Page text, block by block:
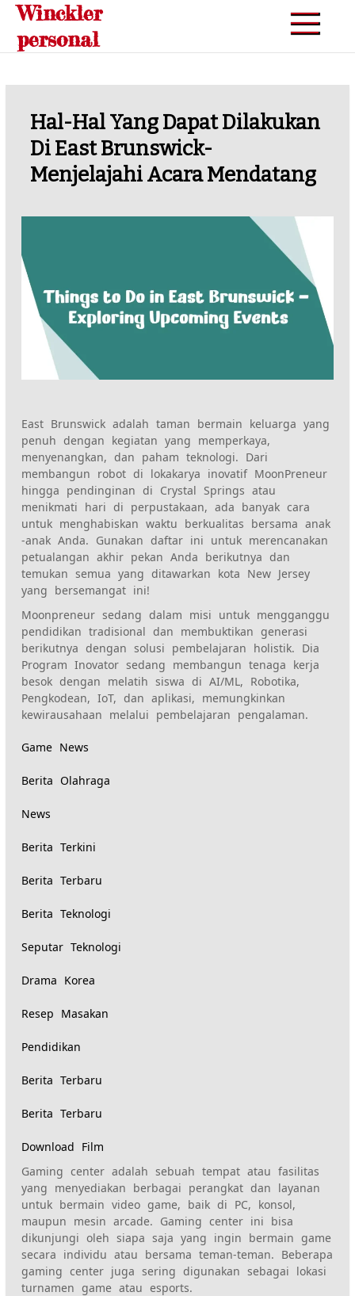
Skip
content
Winckler
personal
Hal-Hal Yang Dapat Dilakukan
Di East Brunswick-
Menjelajahi Acara Mendatang
East Brunswick adalah taman bermain keluarga yang
penuh dengan kegiatan yang memperkaya,
menyenangkan, dan paham teknologi. Dari
membangun robot di lokakarya inovatif MoonPreneur
hingga pendinginan di Crystal Springs atau
menikmati hari di perpustakaan, ada banyak cara
untuk menghabiskan waktu berkualitas bersama anak
-anak Anda. Gunakan daftar ini untuk merencanakan
petualangan akhir pekan Anda berikutnya dan
temukan semua yang ditawarkan kota New Jersey
yang bersemangat ini!
Moonpreneur sedang dalam misi untuk mengganggu
pendidikan tradisional dan membuktikan generasi
berikutnya dengan solusi pembelajaran holistik. Dia
Program Inovator sedang membangun tenaga kerja
besok dengan melatih siswa di AI/ML, Robotika,
Pengkodean, IoT, dan aplikasi, memungkinkan
kewirausahaan melalui pembelajaran pengalaman.
Game News
Berita Olahraga
News
Berita Terkini
Berita Terbaru
Berita Teknologi
Seputar Teknologi
Drama Korea
Resep Masakan
Pendidikan
Berita Terbaru
Berita Terbaru
Download Film
Gaming center adalah sebuah tempat atau fasilitas
yang menyediakan berbagai perangkat dan layanan
untuk bermain video game, baik di PC, konsol,
maupun mesin arcade. Gaming center ini bisa
dikunjungi oleh siapa saja yang ingin bermain game
secara individu atau bersama teman-teman. Beberapa
gaming center juga sering digunakan sebagai lokasi
turnamen game atau esports.